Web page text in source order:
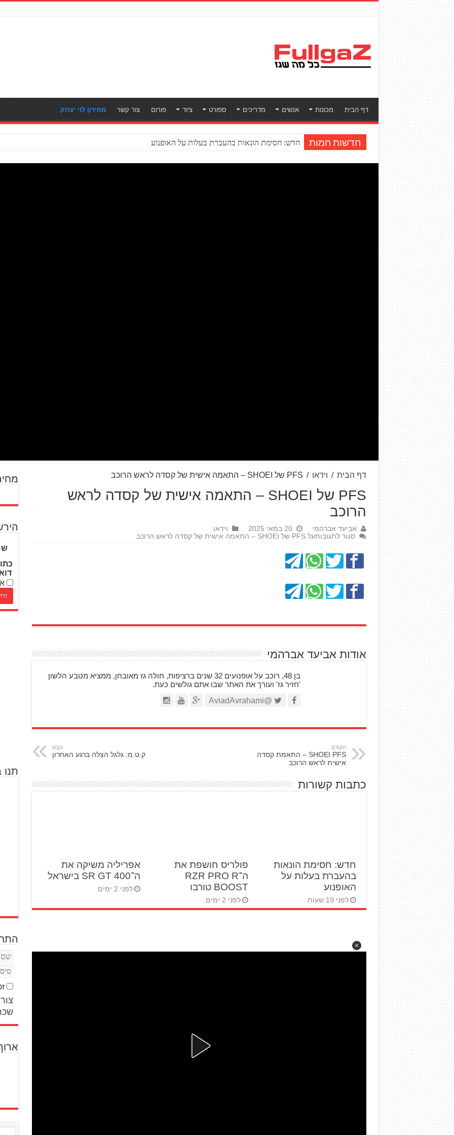
דף הבית מכונות אנשים מדריכים ספורט ציוד פורום צור קשר מחירון לוי יצחק
חדשות חמות חדש: חסימת הונאות בהעברת בעלות על האופנוע
דף הבית / וידאו / PFS של SHOEI – התאמה אישית של קסדה לראש הרוכב
PFS של SHOEI – התאמה אישית של קסדה לראש
הרוכב
אביעד אברהמי 20 במאי 2025
וידאו
סגור לתגובותעל PFS של SHOEI – התאמה אישית של קסדה לראש הרוכב
אודות אביעד אברהמי
בן 48, רוכב על אופנועים 32 שנים ברציפות, חולה גז מאובחן, ממציא מטבע הלשון
'חזיר גז' ועורך את האתר שבו אתם גולשים כעת.
@AviadAvrahami
הקודם
SHOEI PFS – התאמת קסדה
אישית לראש הרוכב
הבא
ק.ט.מ: גלגל הצלה ברגע האחרון
כתבות קשורות
חדש: חסימת הונאות
בהעברת בעלות על
האופנוע
לפני 19 שעות
פולריס חושפת את
ה־RZR PRO R
BOOST טורבו
לפני 2 ימים
אפריליה משיקה את
ה־SR GT 400 בישראל
לפני 2 ימים
תנו